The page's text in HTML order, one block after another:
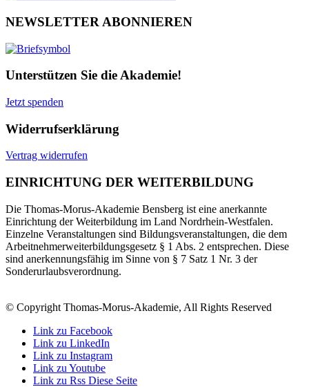
NEWSLETTER ABONNIEREN
Unterstützen Sie die Akademie!
Jetzt spenden
Widerrufserklärung
Vertrag widerrufen
EINRICHTUNG DER WEITERBILDUNG
Die Thomas-Morus-Akademie Bensberg ist eine anerkannte
Einrichtung der Weiterbildung im Land Nordrhein-Westfalen.
Einzelne Veranstaltungen sind Bildungsveranstaltungen, die dem
Arbeitnehmerweiterbildungsgesetz § 1 Abs. 2 entsprechen. Diese
sind anerkennungsfähig im Sinne von § 7 Satz 1 Nr. 3 der
Sonderurlaubsverordnung.
© Copyright Thomas-Morus-Akademie, All Rights Reserved
Link zu Facebook
Link zu LinkedIn
Link zu Instagram
Link zu Youtube
Link zu Rss Diese Seite